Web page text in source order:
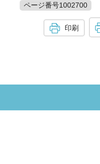
ページ番号1002700
印刷